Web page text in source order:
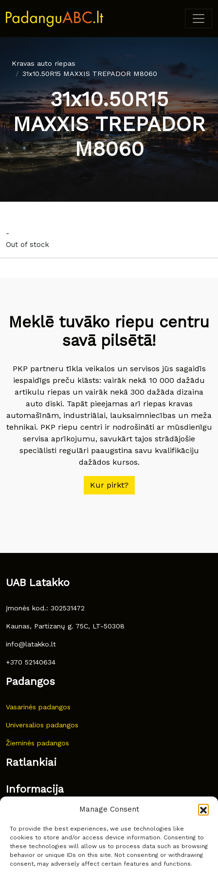
Manage Consent
To provide the best experiences, we use technologies like
cookies to store and/or access device information. Consenting to
these technologies will allow us to process data such as browsing
behavior or unique IDs on this site. Not consenting or withdrawing
consent, may adversely affect certain features and functions.
Kravas auto riepas
31x10.50R15 MAXXIS TREPADOR M8060
31x10.50R15
MAXXIS TREPADOR
M8060
-
Out of stock
Meklē tuvāko riepu centru
savā pilsētā!
PKP partneru tīkla veikalos un servisos jūs sagaidīs
iespaidīgs preču klāsts: vairāk nekā 10 000 dažādu
artikulu riepas un vairāk nekā 300 dažāda dizaina
auto diski. Tapāt pieejamas arī riepas kravas
automašīnām, industriālai, lauksaimniecības un meža
tehnikai. PKP riepu centri ir nodrošināti ar mūsdienīgu
servisa aprīkojumu, savukārt tajos strādājošie
speciālisti regulāri paaugstina savu kvalifikāciju
dažādos kursos.
Kur pirkt?
UAB Latakko
Įmonės kod.: 302531472
Kaunas, Partizanų g. 75C, LT-50308
info@latakko.lt
+370 52140634
Padangos
Vasarinės padangos
Universalios padangos
Žieminės padangos
Ratlankiai
Informacija
Dažnai užduodami klausimai
Kur nusipirkti?
Privatumas